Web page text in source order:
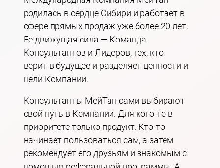
родилась в сердце Сибири и работает в
сфере прямых продаж уже более 20 лет.
Ее движущая сила — Команда
Консультантов и Лидеров, тех, кто
верит в будущее и разделяет ценности и
цели Компании.
Консультанты МейТан сами выбирают
свой путь в Компании. Для кого-то в
приоритете только продукт. Кто-то
начинает пользоваться сам, а затем
рекомендует его друзьям и знакомым с